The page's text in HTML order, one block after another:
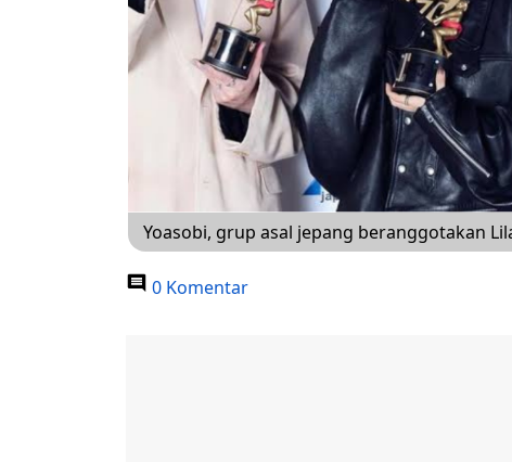
Yoasobi, grup asal jepang beranggotakan
0 Komentar